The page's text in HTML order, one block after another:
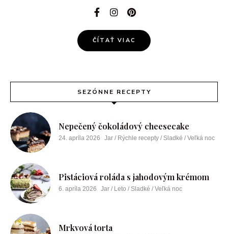
ČÍTAŤ VIAC
SEZÓNNE RECEPTY
Nepečený čokoládový cheesecake
24. apríla 2026 Jar / Rýchle recepty / Sladké / Veľká noc
Pistáciová roláda s jahodovým krémom
6. apríla 2026 Jar / Leto / Sladké / Veľká noc
Mrkvová torta